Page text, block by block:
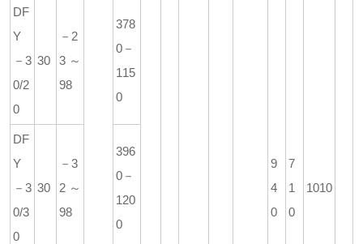
DF
Y
－3
0/2
0
30
－2
3～
98
378
0－
115
0
9
4
0
7
1
0
1010
DF
Y
－3
0/3
0
30
－3
2～
98
396
0－
120
0